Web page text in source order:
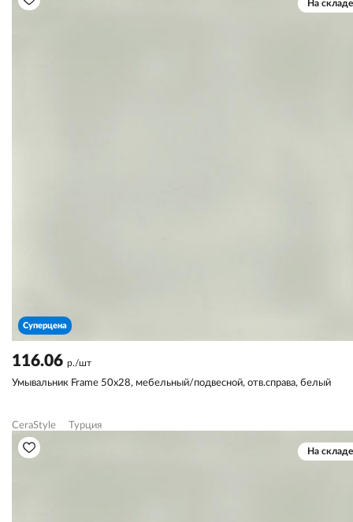
На складе
Суперцена
116.06 р./шт
Умывальник Frame 50х28, мебельный/подвесной, отв.справа, белый
CeraStyle Турция
На складе